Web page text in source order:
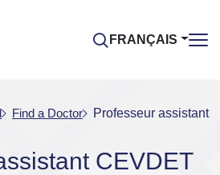
FRANÇAIS
Find a Doctor Professeur assistant
CEVDET